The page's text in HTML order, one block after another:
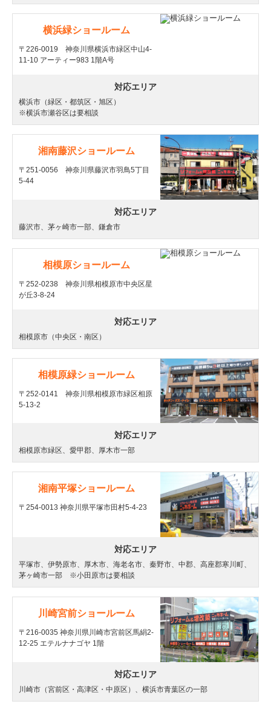
横浜緑ショールーム
〒226-0019 神奈川県横浜市緑区中山4-
11-10 アーティー983 1階A号
対応エリア
横浜市（緑区・都筑区・旭区）
※横浜市瀬谷区は要相談
湘南藤沢ショールーム
〒251-0056 神奈川県藤沢市羽鳥5丁目
5-44
対応エリア
藤沢市、茅ヶ崎市一部、鎌倉市
相模原ショールーム
〒252-0238 神奈川県相模原市中央区星
が丘3-8-24
対応エリア
相模原市（中央区・南区）
相模原緑ショールーム
〒252-0141 神奈川県相模原市緑区相原
5-13-2
対応エリア
相模原市緑区、愛甲郡、厚木市一部
湘南平塚ショールーム
〒254-0013 神奈川県平塚市田村5-4-23
対応エリア
平塚市、伊勢原市、厚木市、海老名市、秦野市、中郡、高座郡寒川町、
茅ヶ崎市一部 ※小田原市は要相談
川崎宮前ショールーム
〒216-0035 神奈川県川崎市宮前区馬絹2-
12-25 エテルナナゴヤ 1階
対応エリア
川崎市（宮前区・高津区・中原区）、横浜市青葉区の一部